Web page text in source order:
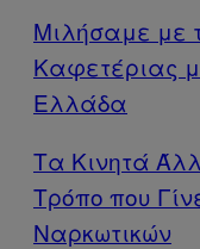
Μιλήσαμε με
Καφετέριας
Ελλάδα
Τα Κινητά
Τρόπο που
Ναρκωτικών